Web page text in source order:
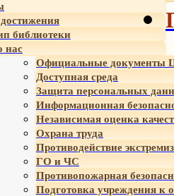
библиотеки
нас
Официальные документы
Доступная среда
Защита персональных
Информационная
Независимая оценка
Охрана труда
Противодействие
ГО и ЧС
Противопожарная
Подготовка учреждения к